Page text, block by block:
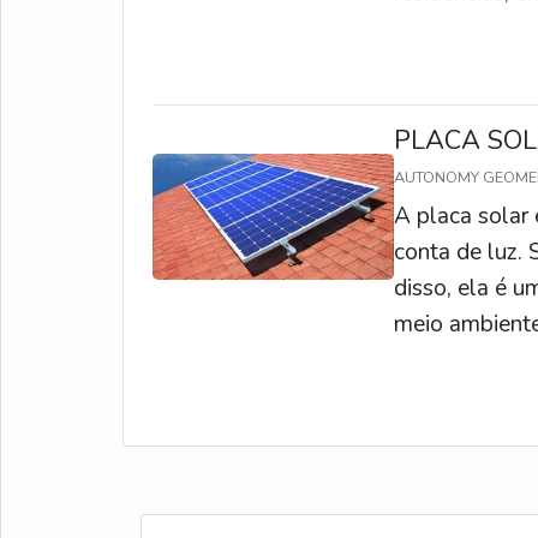
Elas
energia, pois
PLACA
AUTONOMY
A placa solar
conta de luz.
disso, ela é
meio
adquira já a